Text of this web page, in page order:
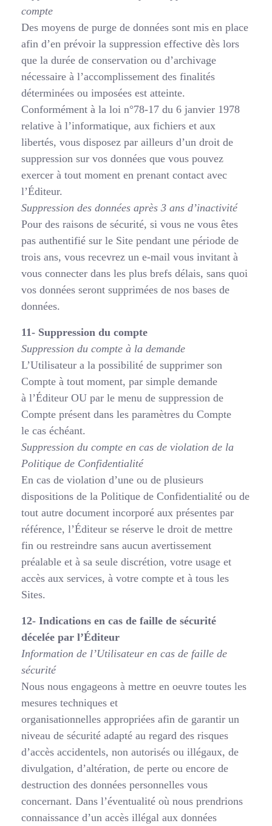
compte
Des moyens de purge de données sont mis en place
afin d’en prévoir la suppression effective dès lors
que la durée de conservation ou d’archivage
nécessaire à l’accomplissement des finalités
déterminées ou imposées est atteinte.
Conformément à la loi n°78-17 du 6 janvier 1978
relative à l’informatique, aux fichiers et aux
libertés, vous disposez par ailleurs d’un droit de
suppression sur vos données que vous pouvez
exercer à tout moment en prenant contact avec
l’Éditeur.
Suppression des données après 3 ans d’inactivité
Pour des raisons de sécurité, si vous ne vous êtes
pas authentifié sur le Site pendant une période de
trois ans, vous recevrez un e-mail vous invitant à
vous connecter dans les plus brefs délais, sans quoi
vos données seront supprimées de nos bases de
données.
11- Suppression du compte
Suppression du compte à la demande
L’Utilisateur a la possibilité de supprimer son
Compte à tout moment, par simple demande
à l’Éditeur OU par le menu de suppression de
Compte présent dans les paramètres du Compte
le cas échéant.
Suppression du compte en cas de violation de la
Politique de Confidentialité
En cas de violation d’une ou de plusieurs
dispositions de la Politique de Confidentialité ou de
tout autre document incorporé aux présentes par
référence, l’Éditeur se réserve le droit de mettre
fin ou restreindre sans aucun avertissement
préalable et à sa seule discrétion, votre usage et
accès aux services, à votre compte et à tous les
Sites.
12- Indications en cas de faille de sécurité
décelée par l’Éditeur
Information de l’Utilisateur en cas de faille de
sécurité
Nous nous engageons à mettre en oeuvre toutes les
mesures techniques et
organisationnelles appropriées afin de garantir un
niveau de sécurité adapté au regard des risques
d’accès accidentels, non autorisés ou illégaux, de
divulgation, d’altération, de perte ou encore de
destruction des données personnelles vous
concernant. Dans l’éventualité où nous prendrions
connaissance d’un accès illégal aux données